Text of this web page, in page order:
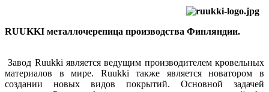
RUUKKI металлочерепица производства Финляндии.
Завод Ruukki является ведущим производителем кровельных
материалов в мире. Ruukki также является новатором в
создании новых видов покрытий. Основной задачей